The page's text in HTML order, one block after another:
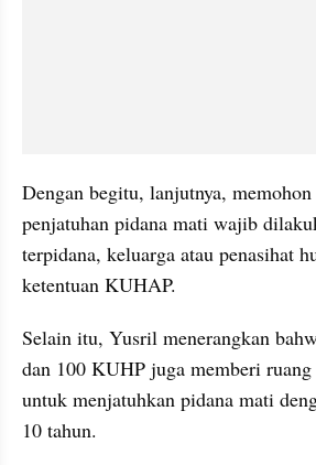
Dengan begitu, lanjutnya, memohon
penjatuhan pidana mati wajib
terpidana, keluarga atau penasihat
ketentuan KUHAP.
Selain itu, Yusril menerangkan
dan 100 KUHP juga memberi
untuk menjatuhkan pidana mati
10 tahun.